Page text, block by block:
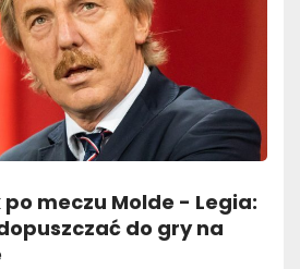
meczu Molde - Legia:
do gry na